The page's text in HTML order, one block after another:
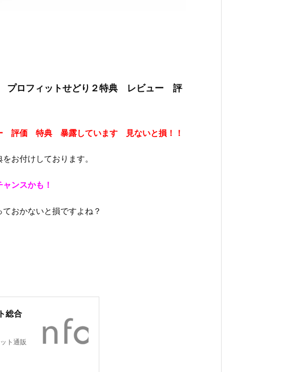
プロフィットせどり２特典 レビュー 評
評価 特典 暴露しています 見ないと損！！
お付けしております。
ンスかも！
おかないと損ですよね？
総合
ト通販